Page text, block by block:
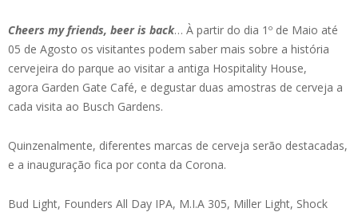
Cheers my friends, beer is back… À partir do dia 1º de Maio até
05 de Agosto os visitantes podem saber mais sobre a história
cervejeira do parque ao visitar a antiga Hospitality House,
agora Garden Gate Café, e degustar duas amostras de cerveja a
cada visita ao Busch Gardens.
Quinzenalmente, diferentes marcas de cerveja serão destacadas,
e a inauguração fica por conta da Corona.
Bud Light, Founders All Day IPA, M.I.A 305, Miller Light, Shock